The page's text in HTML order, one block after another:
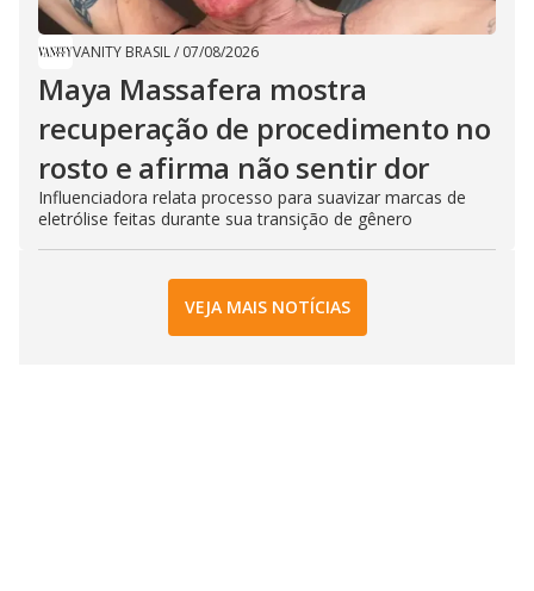
VANITY BRASIL/ 07/08/2026
Maya Massafera mostra
recuperação de procedimento no
rosto e afirma não sentir dor
Influenciadora relata processo para suavizar marcas de
eletrólise feitas durante sua transição de gênero
VEJA MAIS NOTÍCIAS